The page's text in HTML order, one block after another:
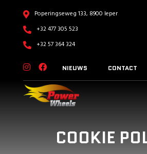
Poperingseweg 133, 8900 Ieper
+32 477 305 523
+32 57 364 324
NIEUWS CONTACT
COOKIE